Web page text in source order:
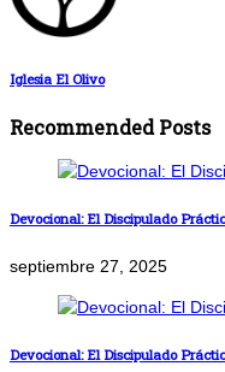
Iglesia El Olivo
Recommended Posts
Devocional: El Discipulado
septiembre 27, 2025
Devocional: El Discipulado